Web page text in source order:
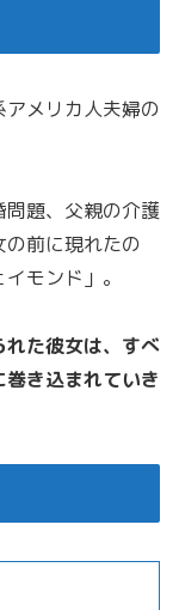
メリカ人夫婦の
題、父親の介護
前に現れたの
モンド」。
れた彼女は、すべ
き込まれていき